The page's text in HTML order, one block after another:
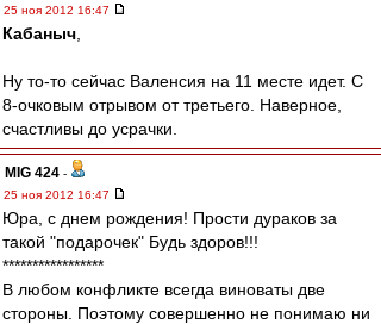
25 ноя 2012 16:47
Кабаныч
Ну то-то сейчас Валенсия на 11 месте идет. С
8-очковым отрывом от третьего. Наверное,
счастливы до усрачки.
MIG 424 -
25 ноя 2012 16:47
Юра, с днем рождения! Прости дураков за
такой "подарочек" Будь здоров!!!
*****************
В любом конфликте всегда виноваты две
стороны. Поэтому совершенно не понимаю ни